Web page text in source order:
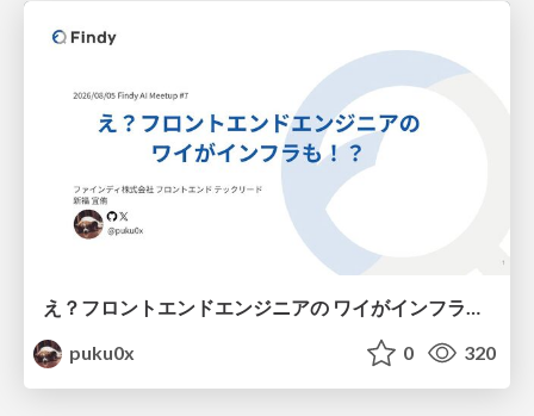
え？フロントエンドエンジニアの ワイがインフラも！？
puku0x
0 320